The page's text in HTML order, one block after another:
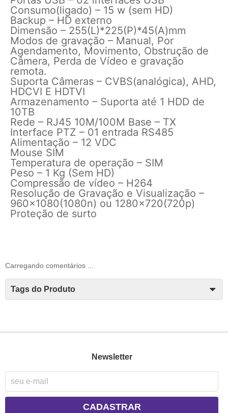
Consumo(ligado) – 15 w (sem HD)
Backup – HD externo
Dimensão – 255(L)*225(P)*45(A)mm
Modos de gravação – Manual, Por
Agendamento, Movimento, Obstrução de
Câmera, Perda de Vídeo e gravação
remota.
Suporta Câmeras – CVBS(analógica), AHD,
HDCVI E HDTVI
Armazenamento – Suporta até 1 HDD de
10TB
Rede – RJ45 10M/100M Base – TX
Interface PTZ – 01 entrada RS485
Alimentação – 12 VDC
Mouse SIM
Temperatura de operação – SIM
Peso – 1 Kg (Sem HD)
Compressão de vídeo – H264
Resolução de Gravação e Visualização –
960×1080(1080n) ou 1280×720(720p)
Proteção de surto
Carregando comentários ...
Tags do Produto
Newsletter
CADASTRAR